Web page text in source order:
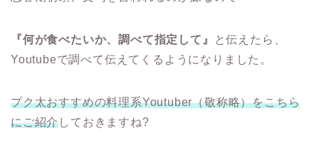
『何が食べたいか、調べて指定して』
と伝えたら、
Youtubeで調べて伝えてくるようになりました。
プク太おすすめの料理系Youtuber（敬称略）をこちら
にご紹介しておきますね?